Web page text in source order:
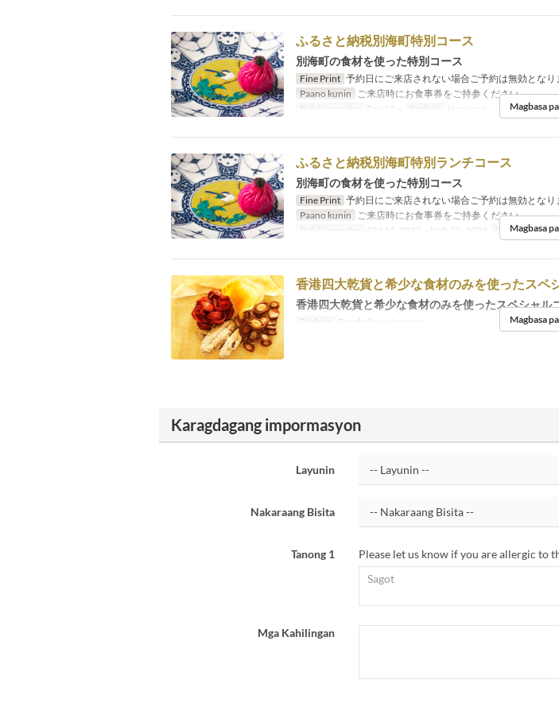
ふるさと納税別海町特別コース
別海町の食材を使った特別コース
Fine Print 予約日にご来店されない場合ご予約は無効となり
Paano kunin
ご来店時にお食事券をご持参ください。
Balidong petsa
Ene 12 ~ Pagkain Hapunan Magbasa pa
ふるさと納税別海町特別ランチコース
別海町の食材を使った特別コース
Fine Print 予約日にご来店されない場合ご予約は無効となり
Paano kunin
ご来店時にお食事券をご持参ください。
Balidong petsa
Okt 11, 2022 ~ Nob 30, 2023 Pagkain
Magbasa pa
香港四大乾貨と希少な食材のみを使ったスペ
香港四大乾貨と希少な食材のみを使ったスペシャル
Pagkain Tanghalian, Hapunan Magbasa pa
Karagdagang impormasyon
Layunin
Nakaraang Bisita
Tanong 1 Please let us know if you are allergic to
Mga Kahilingan